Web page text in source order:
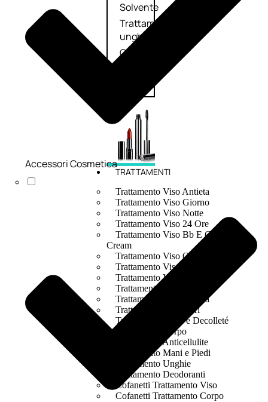
Solvente
Trattamenti
unghie
Cofanetti
TRATTAMENTI
Trattamento Viso Antieta
Trattamento Viso Giorno
Trattamento Viso Notte
Trattamento Viso 24 Ore
Trattamento Viso Bb E Cc
Cream
Trattamento Viso Occhi
Trattamento Viso Detergenza
Trattamento Viso Maschere
Trattamento Viso Idratante
Trattamento Viso Labbra
Trattamento Viso Sieri
Trattamento Collo e Decolleté
Trattamento Corpo
Trattamento Anticellulite
Trattamento Mani e Piedi
Trattamento Unghie
Trattamento Deodoranti
Cofanetti Trattamento Viso
Cofanetti Trattamento Corpo
Accessori Cosmetica